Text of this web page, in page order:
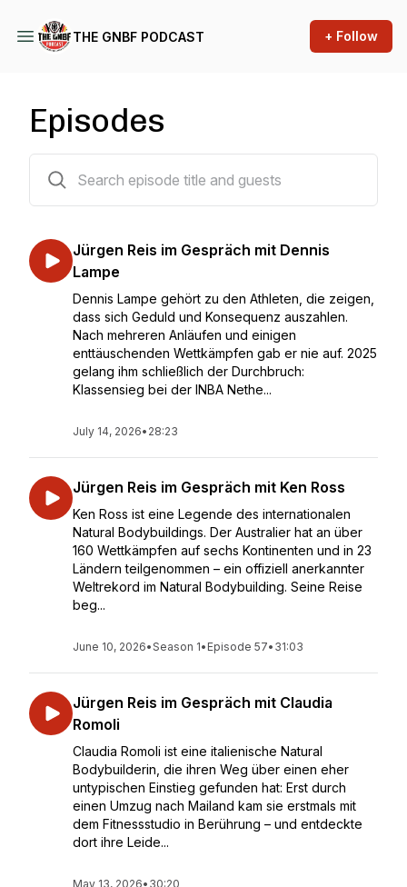
THE GNBF PODCAST + Follow
Episodes
Jürgen Reis im Gespräch mit Dennis
Lampe
Dennis Lampe gehört zu den Athleten, die zeigen,
dass sich Geduld und Konsequenz auszahlen.
Nach mehreren Anläufen und einigen
enttäuschenden Wettkämpfen gab er nie auf. 2025
gelang ihm schließlich der Durchbruch:
Klassensieg bei der INBA Nethe...
July 14, 2026• 28:23
Jürgen Reis im Gespräch mit Ken Ross
Ken Ross ist eine Legende des internationalen
Natural Bodybuildings. Der Australier hat an über
160 Wettkämpfen auf sechs Kontinenten und in 23
Ländern teilgenommen – ein offiziell anerkannter
Weltrekord im Natural Bodybuilding. Seine Reise
beg...
June 10, 2026•Season 1• Episode 57• 31:03
Jürgen Reis im Gespräch mit Claudia
Romoli
Claudia Romoli ist eine italienische Natural
Bodybuilderin, die ihren Weg über einen eher
untypischen Einstieg gefunden hat: Erst durch
einen Umzug nach Mailand kam sie erstmals mit
dem Fitnessstudio in Berührung – und entdeckte
dort ihre Leide...
May 13, 2026• 30:20